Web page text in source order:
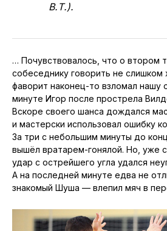
В.Т.).
… Почувствовалось, что о втором
собеседнику говорить не слишком
фаворит наконец-то взломал нашу
минуте Игор после прострела
Вскоре своего шанса дождался
и мастерски использовал ошибку
За три с небольшим минуты до
вышёл вратарем-гонялой. Но, уже
удар с острейшего угла удался
А на последней минуте едва не
знакомый Шуша — влепил мяч в